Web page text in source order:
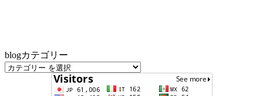
blogカテゴリー